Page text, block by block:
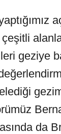
geziye
da